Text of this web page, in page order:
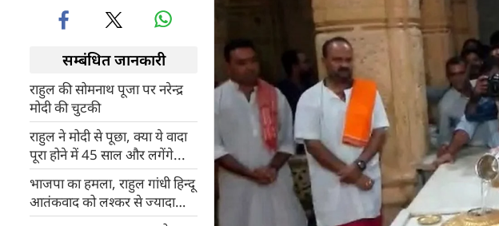
सम्बंधित जानकारी
राहुल की सोमनाथ पूजा पर नरेन्द्र
मोदी की चुटकी
राहुल ने मोदी से पूछा, क्या ये वादा
पूरा होने में 45 साल और लगेंगे...
भाजपा का हमला, राहुल गांधी हिन्दू
आतंकवाद को लश्कर से ज्यादा
खतरनाक मानते हैं